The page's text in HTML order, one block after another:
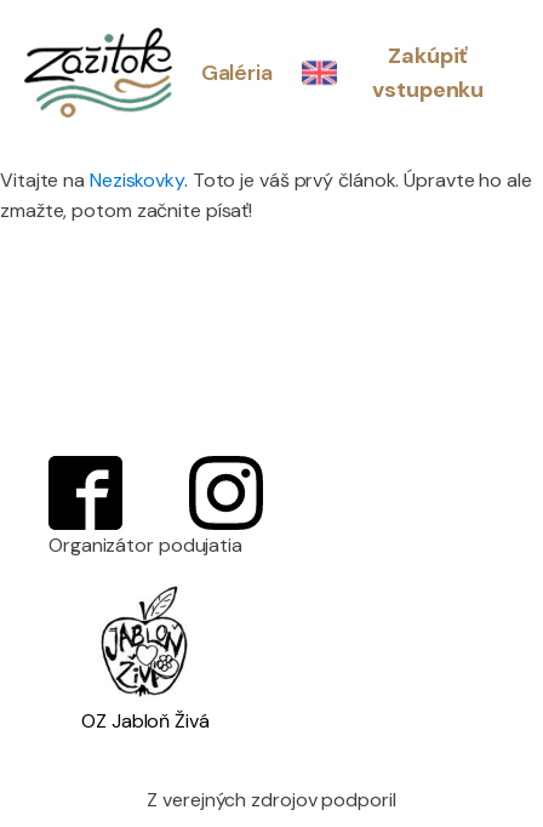
Galéria
Zakúpiť
vstupenku
Vitajte na Neziskovky. Toto je váš prvý článok. Úpravte ho ale
zmažte, potom začnite písať!
Organizátor podujatia
OZ Jabloň Živá
Z verejných zdrojov podporil